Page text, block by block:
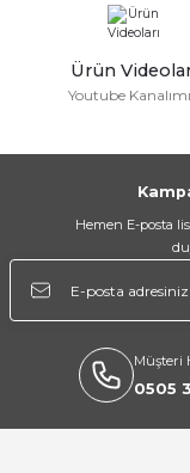
Ürün
Youtube
Hemen E-posta
Müşteri
0505